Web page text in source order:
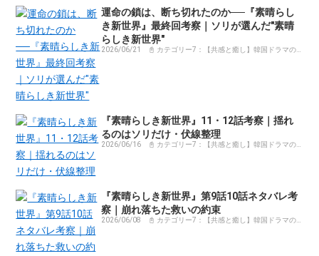
運命の鎖は、断ち切れたのか──『素晴らし
き新世界』最終回考察｜ソリが選んだ"素晴
らしき新世界"
2026/06/21
📓 カテゴリー7：【共感と癒し】韓国ドラマの
『素晴らしき新世界』11・12話考察｜揺れ
るのはソリだけ・伏線整理
2026/06/16
📓 カテゴリー7：【共感と癒し】韓国ドラマの
『素晴らしき新世界』第9話10話ネタバレ考
察｜崩れ落ちた救いの約束
2026/06/08
📓 カテゴリー7：【共感と癒し】韓国ドラマの